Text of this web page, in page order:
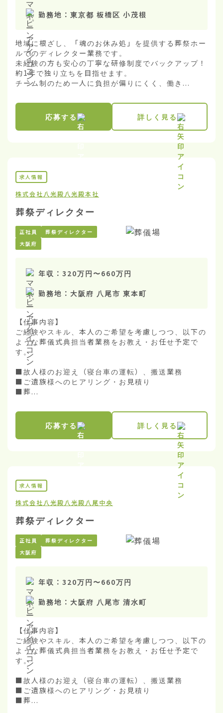
勤務地： 東京都 板橋区 小茂根
地域に根ざし、「魂のお休み処」を提供する葬祭ホー
ルでのディレクター業務です。
未経験の方も安心の丁寧な研修制度でバックアップ！
約1年で独り立ちを目指せます。
チーム制のため一人に負担が偏りにくく、働き...
応募する 詳しく見る
求人情報
株式会社八光殿 八光殿本社
葬祭ディレクター
正社員
葬祭ディレクター
大阪府
年収： 320万円〜660万円
勤務地： 大阪府 八尾市 東本町
【仕事内容】
ご経験やスキル、本人のご希望を考慮しつつ、以下の
ような葬儀式典担当者業務をお教え・お任せ予定で
す。
■故人様のお迎え（寝台車の運転）、搬送業務
■ご遺族様へのヒアリング・お見積り
■葬...
応募する 詳しく見る
求人情報
株式会社八光殿 八光殿八尾中央
葬祭ディレクター
正社員
葬祭ディレクター
大阪府
年収： 320万円〜660万円
勤務地： 大阪府 八尾市 清水町
【仕事内容】
ご経験やスキル、本人のご希望を考慮しつつ、以下の
ような葬儀式典担当者業務をお教え・お任せ予定で
す。
■故人様のお迎え（寝台車の運転）、搬送業務
■ご遺族様へのヒアリング・お見積り
■葬...